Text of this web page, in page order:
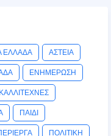
ΕΛΛΑΔΑ ΑΣΤΕΙΑ
ΕΝΗΜΕΡΩΣΗ
ΚΑΛΛΙΤΕΧΝΕΣ
ΠΑΙΔΙ
ΠΟΛΙΤΙΚΗ